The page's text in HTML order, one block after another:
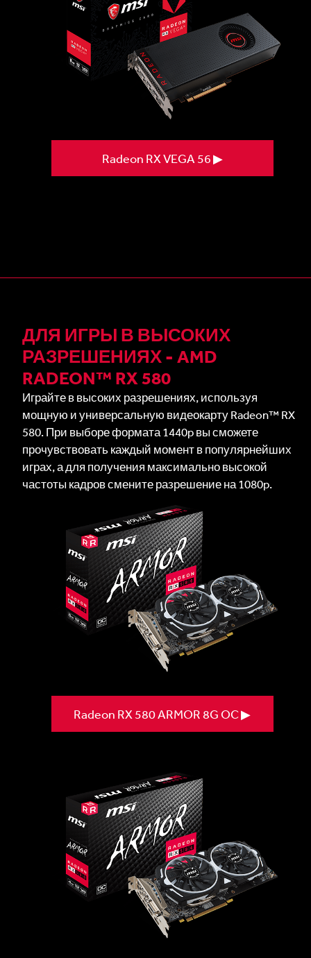
Radeon RX VEGA 56 ▶
ДЛЯ ИГРЫ В ВЫСОКИХ
РАЗРЕШЕНИЯХ - AMD
RADEON™ RX 580
Играйте в высоких разрешениях, используя
мощную и универсальную видеокарту Radeon™ RX
580. При выборе формата 1440p вы сможете
прочувствовать каждый момент в популярнейших
играх, а для получения максимально высокой
частоты кадров смените разрешение на 1080p.
Radeon RX 580 ARMOR 8G OC ▶